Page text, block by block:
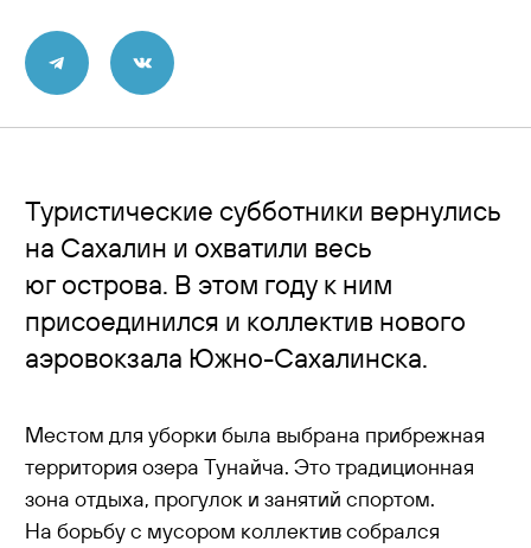
Контакты
Туристические субботники вернулись
на Сахалин и охватили весь
юг острова. В этом году к ним
присоединился и коллектив нового
аэровокзала Южно-Сахалинска.
Местом для уборки была выбрана прибрежная
территория озера Тунайча. Это традиционная
зона отдыха, прогулок и занятий спортом.
На борьбу с мусором коллектив собрался